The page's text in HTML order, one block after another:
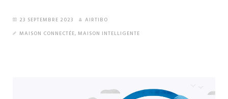
23 SEPTEMBRE 2023
AIRTIBO
MAISON CONNECTÉE, MAISON INTELLIGENTE